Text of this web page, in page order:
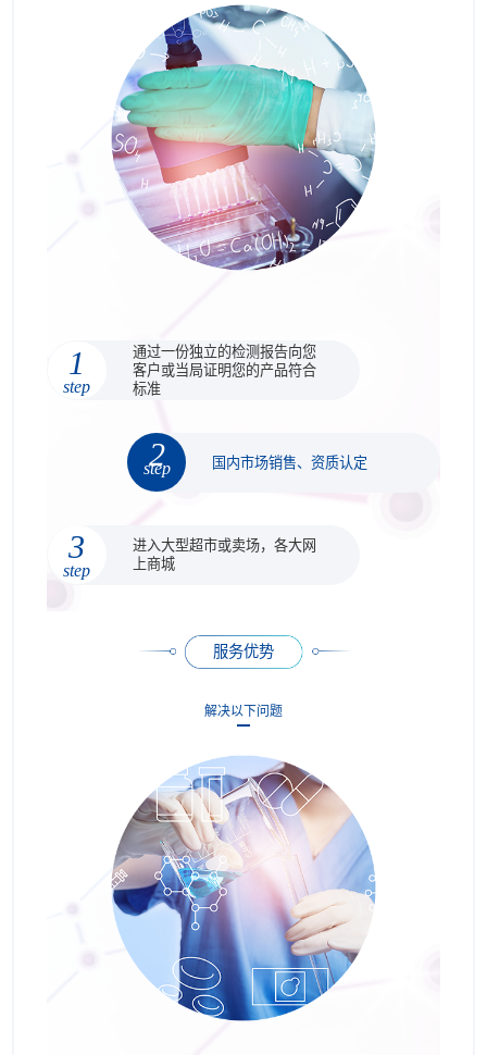
1
step
通过一份独立的检测报告向您
客户或当局证明您的产品符合
标准
2
step 国内市场销售、资质认定
3
step
进入大型超市或卖场，各大网
上商城
服务优势
解决以下问题